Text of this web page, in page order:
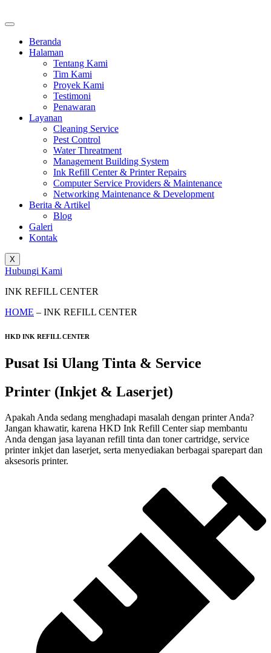
Beranda
Halaman
Tentang Kami
Tim Kami
Proyek Kami
Testimoni
Penawaran
Layanan
Cleaning Service
Pest Control
Water Threatment
Management Building System
Ink Refill Center & Printer Repairs
Computer Service Providers & Maintenance
Networking Maintenance & Development
Berita & Artikel
Blog
Galeri
Kontak
X
Hubungi Kami
INK REFILL CENTER
HOME – INK REFILL CENTER
HKD INK REFILL CENTER
Pusat Isi Ulang Tinta & Service
Printer (Inkjet & Laserjet)
Apakah Anda sedang menghadapi masalah dengan printer Anda?
Jangan khawatir, karena HKD Ink Refill Center siap membantu
Anda dengan jasa layanan refill tinta dan toner cartridge, service
printer inkjet dan laserjet, serta menyediakan berbagai sparepart dan
aksesoris printer.